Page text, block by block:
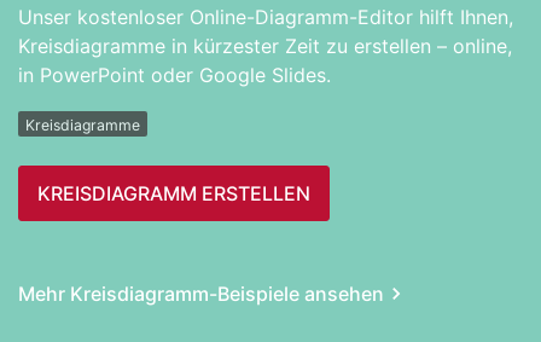
Unser kostenloser Online-Diagramm-Editor hilft Ihnen,
Kreisdiagramme in kürzester Zeit zu erstellen – online,
in PowerPoint oder Google Slides.
Kreisdiagramme
KREIS­DIAGRAMM ERSTELLEN
Mehr Kreis­diagramm-Beispiele ansehen